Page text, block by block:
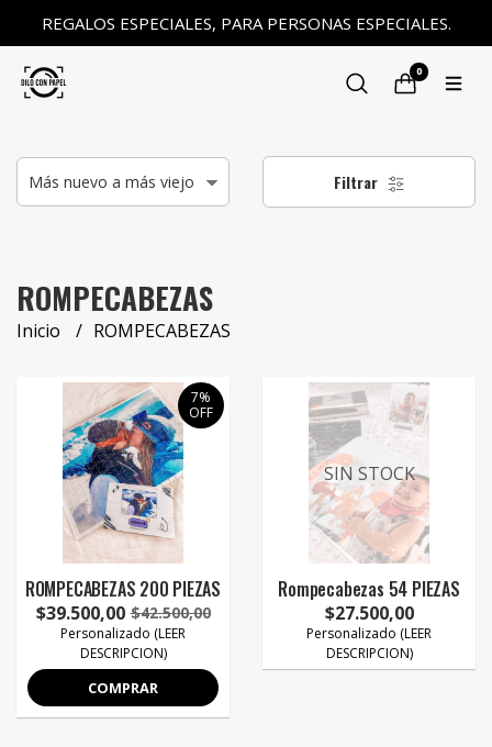
REGALOS ESPECIALES, PARA PERSONAS ESPECIALES.
0
Filtrar
ROMPECABEZAS
Inicio ROMPECABEZAS
7%
OFF
ROMPECABEZAS 200 PIEZAS
$39.500,00 $42.500,00
Personalizado (LEER
DESCRIPCION)
COMPRAR
SIN STOCK
Rompecabezas 54 PIEZAS
$27.500,00
Personalizado (LEER
DESCRIPCION)